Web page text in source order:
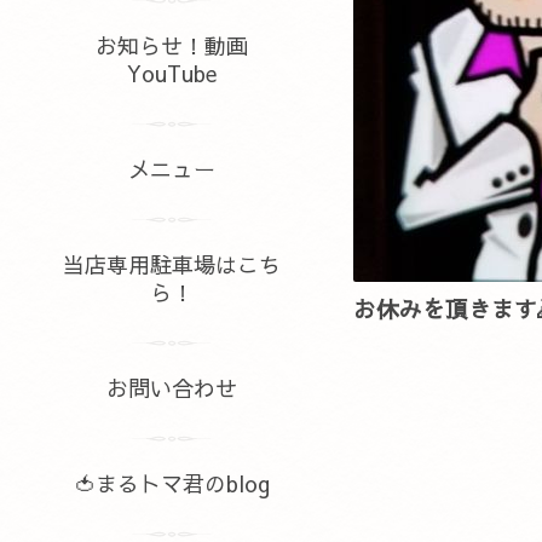
お休みを頂きま
お知らせ！動画
YouTube
メニュー
当店専用駐車場はこち
ら！
お問い合わせ
🍅まるトマ君のblog